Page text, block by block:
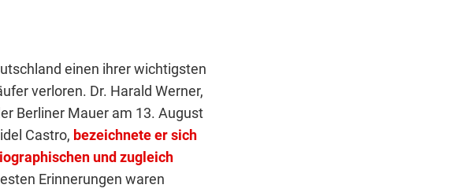
einen ihrer wichtigsten
verloren. Dr. Harald Werner,
Berliner Mauer am 13. August
Castro, bezeichnete er sich
und zugleich
Erinnerungen waren